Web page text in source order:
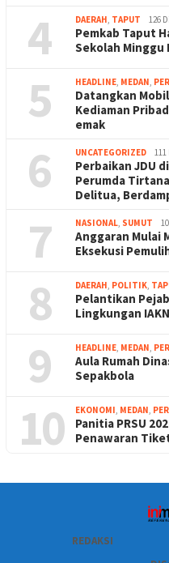
4 DAERAH TAPUT 126
Pemkab Taput
Sekolah Minggu
5 HEADLINE MEDAN
Datangkan
Kediaman
emak
6 UNCATEGORIZED
Perbaikan JDU
Perumda
Delitua,
7 NASIONAL SUMUT
Anggaran Mulai
Eksekusi
8 DAERAH POLITIK
Pelantikan
Lingkungan
9 HEADLINE MEDAN
Aula Rumah
Sepakbola
10 EKONOMI MEDAN
Panitia PRSU
Penawaran
REDAKSI